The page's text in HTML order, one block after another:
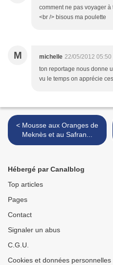
comment ne pas voyager
<br /> bisous ma poulette
M michelle 22/05/2012 05:50
ton reportage nous donne
vu le temps on apprécie
< Mousse aux Oranges de
Meknès et au Safran...
Hébergé par Canalblog
Top articles
Pages
Contact
Signaler un abus
C.G.U.
Cookies et données personnelles